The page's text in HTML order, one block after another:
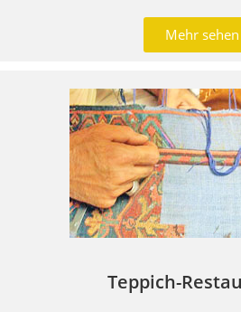
Mehr sehen
Teppich-